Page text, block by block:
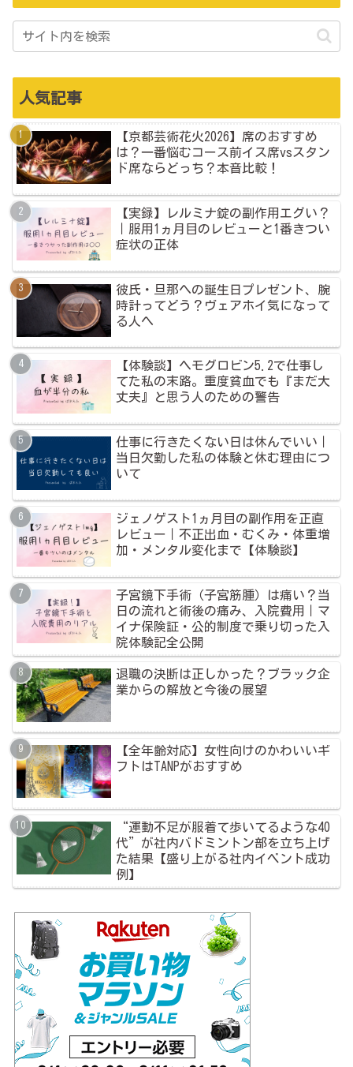
人気記事
【京都芸術花火2026】席のおすすめ
は？一番悩むコース前イス席vsスタン
ド席ならどっち？本音比較！
【実録】レルミナ錠の副作用エグい？
｜服用1ヵ月目のレビューと1番きつい
症状の正体
彼氏・旦那への誕生日プレゼント、腕
時計ってどう？ヴェアホイ気になって
る人へ
【体験談】ヘモグロビン5.2で仕事し
てた私の末路。重度貧血でも『まだ大
丈夫』と思う人のための警告
仕事に行きたくない日は休んでいい｜
当日欠勤した私の体験と休む理由につ
いて
ジェノゲスト1ヵ月目の副作用を正直
レビュー｜不正出血・むくみ・体重増
加・メンタル変化まで【体験談】
子宮鏡下手術（子宮筋腫）は痛い？当
日の流れと術後の痛み、入院費用｜マ
イナ保険証・公的制度で乗り切った入
院体験記全公開
退職の決断は正しかった？ブラック企
業からの解放と今後の展望
【全年齢対応】女性向けのかわいいギ
フトはTANPがおすすめ
“運動不足が服着て歩いてるような40
代”が社内バドミントン部を立ち上げ
た結果【盛り上がる社内イベント成功
例】